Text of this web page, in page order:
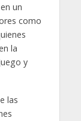
un
como
la
y
las